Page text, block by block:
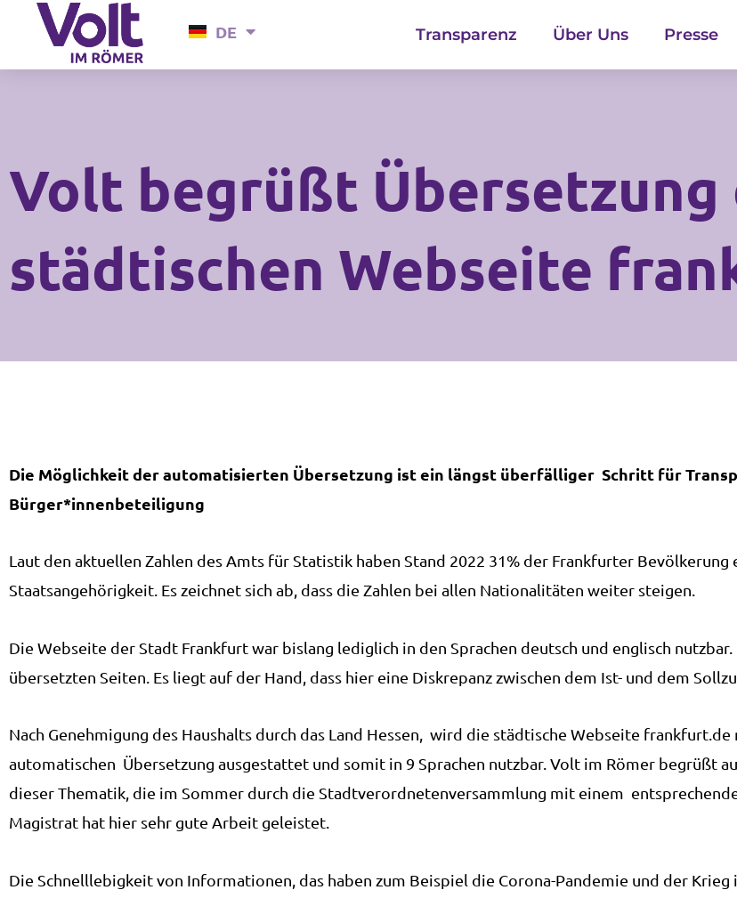
springen
DE
EN Transparenz Über Uns Presse
Volt begrüßt Übersetzung
städtischen Webseite
Die Möglichkeit der automatisierten Übersetzung ist ein längst überfälliger Schritt für
Bürger*innenbeteiligung
Laut den aktuellen Zahlen des Amts für Statistik haben Stand 2022 31% der Frankfurter Bevölkerung
Staatsangehörigkeit. Es zeichnet sich ab, dass die Zahlen bei allen Nationalitäten weiter steigen.
Die Webseite der Stadt Frankfurt war bislang lediglich in den Sprachen deutsch und englisch
übersetzten Seiten. Es liegt auf der Hand, dass hier eine Diskrepanz zwischen dem Ist- und dem
Nach Genehmigung des Haushalts durch das Land Hessen, wird die städtische Webseite
automatischen Übersetzung ausgestattet und somit in 9 Sprachen nutzbar. Volt im Römer begrüßt
dieser Thematik, die im Sommer durch die Stadtverordnetenversammlung mit einem
Magistrat hat hier sehr gute Arbeit geleistet.
Die Schnelllebigkeit von Informationen, das haben zum Beispiel die Corona-Pandemie und der